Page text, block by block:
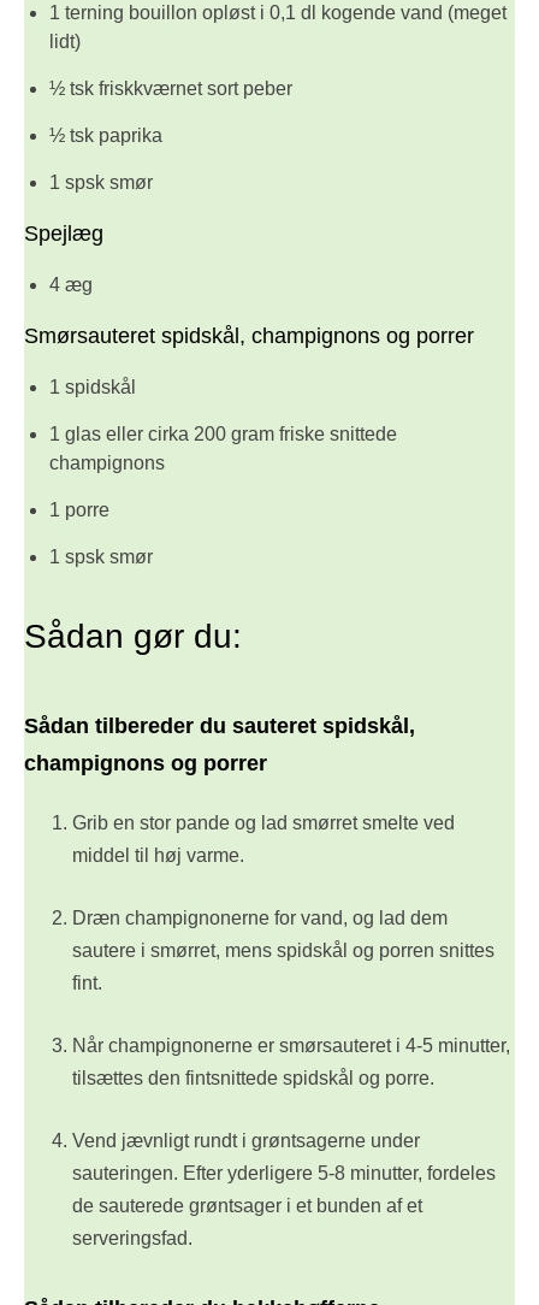
1 terning bouillon opløst i 0,1 dl kogende vand (meget
lidt)
½ tsk friskkværnet sort peber
½ tsk paprika
1 spsk smør
Spejlæg
4 æg
Smørsauteret spidskål, champignons og porrer
1 spidskål
1 glas eller cirka 200 gram friske snittede
champignons
1 porre
1 spsk smør
Sådan gør du:
Sådan tilbereder du sauteret spidskål,
champignons og porrer
Grib en stor pande og lad smørret smelte ved
middel til høj varme.
Dræn champignonerne for vand, og lad dem
sautere i smørret, mens spidskål og porren snittes
fint.
Når champignonerne er smørsauteret i 4-5 minutter,
tilsættes den fintsnittede spidskål og porre.
Vend jævnligt rundt i grøntsagerne under
sauteringen. Efter yderligere 5-8 minutter, fordeles
de sauterede grøntsager i et bunden af et
serveringsfad.